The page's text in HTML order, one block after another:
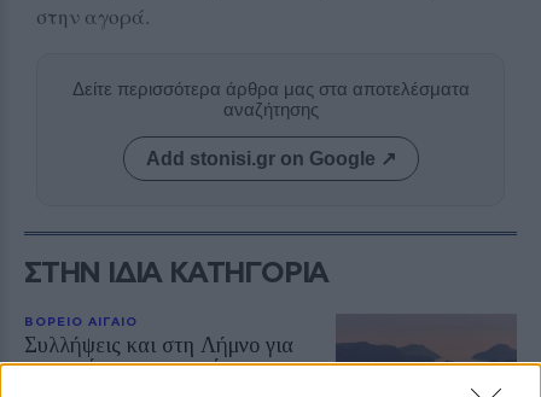
στην αγορά.
Δείτε περισσότερα άρθρα μας στα αποτελέσματα
αναζήτησης
Add stonisi.gr on Google ↗
ΣΤΗΝ ΙΔΙΑ ΚΑΤΗΓΟΡΙΑ
ΒΟΡΕΙΟ ΑΙΓΑΙΟ
Συλλήψεις και στη Λήμνο για
μουσική στα καταστήματα